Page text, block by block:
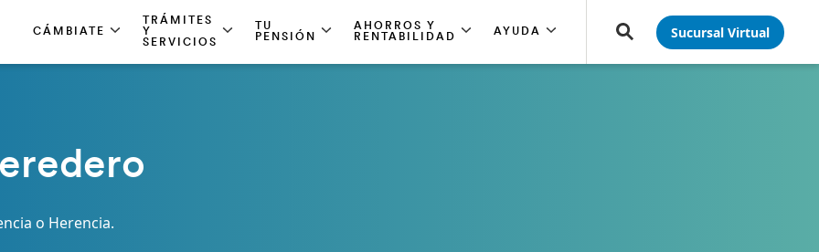
CÁMBIATE
TRÁMITES
Y
SERVICIOS
TU
PENSIÓN
AHORROS Y
RENTABILIDAD
AYUDA Sucursal Virtual
o Herencia.